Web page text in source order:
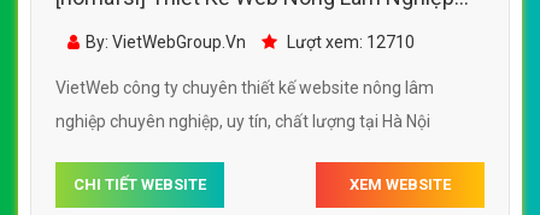
Quyết Thắng Quảng Nam
By: VietWebGroup.Vn Lượt xem: 12710
VietWeb công ty chuyên thiết kế website nông lâm
nghiệp chuyên nghiệp, uy tín, chất lượng tại Hà Nội
CHI TIẾT WEBSITE XEM WEBSITE